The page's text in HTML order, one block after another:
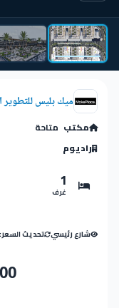
ميك بليس للتطوير
مكتب متاحة
راديوم
1
غرف
شارع رئيسي تحديث السعر: منذ